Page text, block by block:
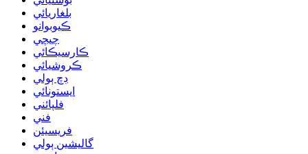
بلغاريائي
ڪيوبوانو
چيچي
ڪارسيڪائي
ڪروشيائي
ڊچ ٻولي
ايستونائي
فلپائني
فني
فريسيئن
گاليشين ٻولي